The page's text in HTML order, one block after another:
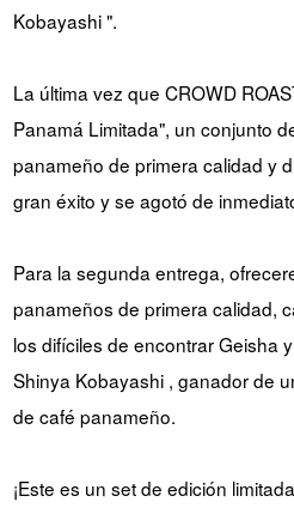
Kobayashi ".
La última vez que CROWD
Panamá Limitada", un conjunto
panameño de primera calidad y
gran éxito y se agotó de
Para la segunda entrega,
panameños de primera calidad,
los difíciles de encontrar Geisha
Shinya Kobayashi , ganador de
de café panameño.
¡Este es un set de edición